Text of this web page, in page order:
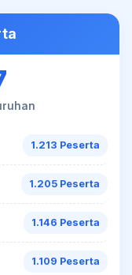
1.213 Peserta
1.205 Peserta
1.146 Peserta
1.109 Peserta